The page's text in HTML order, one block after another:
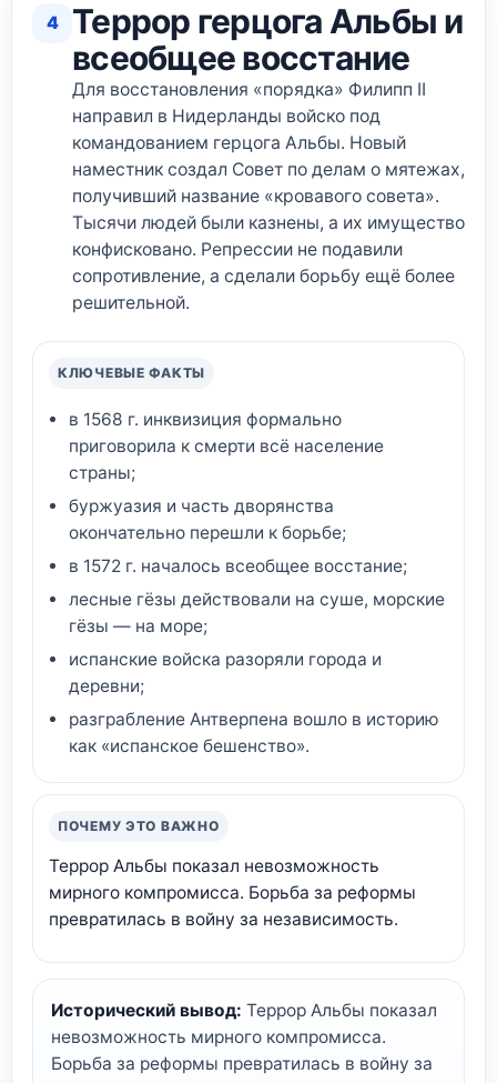
4
Террор герцога Альбы и
всеобщее восстание
Для восстановления «порядка» Филипп II
направил в Нидерланды войско под
командованием герцога Альбы. Новый
наместник создал Совет по делам о мятежах,
получивший название «кровавого совета».
Тысячи людей были казнены, а их имущество
конфисковано. Репрессии не подавили
сопротивление, а сделали борьбу ещё более
решительной.
КЛЮЧЕВЫЕ ФАКТЫ
в 1568 г. инквизиция формально
приговорила к смерти всё население
страны;
буржуазия и часть дворянства
окончательно перешли к борьбе;
в 1572 г. началось всеобщее восстание;
лесные гёзы действовали на суше, морские
гёзы — на море;
испанские войска разоряли города и
деревни;
разграбление Антверпена вошло в историю
как «испанское бешенство».
ПОЧЕМУ ЭТО ВАЖНО
Террор Альбы показал невозможность
мирного компромисса. Борьба за реформы
превратилась в войну за независимость.
Исторический вывод: Террор Альбы показал
невозможность мирного компромисса.
Борьба за реформы превратилась в войну за